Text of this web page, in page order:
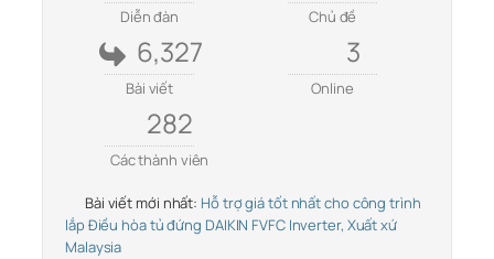
Diễn đàn Chủ đề
6,327
Bài viết
3
Online
282
Các thành viên
Bài viết mới nhất: Hỗ trợ giá tốt nhất cho công trình
lắp Điều hòa tủ đứng DAIKIN FVFC Inverter, Xuất xứ
Malaysia